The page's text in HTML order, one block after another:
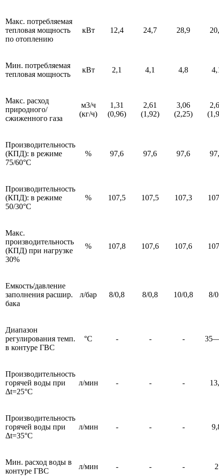
Макс. потребляемая
тепловая мощность
по отоплению
кВт 12,4 24,7 28,9
Мин. потребляемая
тепловая мощность
кВт 2,1 4,1 4,8
Макс. расход
природного/
сжиженного газа
м3/ч
(кг/ч)
1,31
(0,96)
2,61
(1,92)
3,06
(2,25)
Производительность
(КПД): в режиме
75/60°С
% 97,6 97,6 97,6
Производительность
(КПД): в режиме
50/30°С
% 107,5 107,5 107,3
Макс.
производительность
(КПД) при нагрузке
30%
% 107,8 107,6 107,6
Емкость/давление
заполнения расшир.
бака
л/бар 8/0,8 8/0,8 10/0,8 8/
Диапазон
регулирования темп.
в контуре ГВС
°С - - -
Производительность
горячей воды при
Δt=25°С
л/мин - - -
Производительность
горячей воды при
Δt=35°С
л/мин - - -
Мин. расход воды в
контуре ГВС
л/мин - - - 2